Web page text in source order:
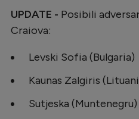
UPDATE - Posibili
Craiova:
Levski Sofia (Bulgaria)
Kaunas Zalgiris
Sutjeska (Muntenegru)